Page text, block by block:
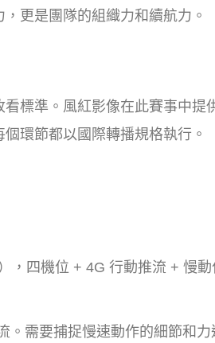
更是團隊的組織力和續航力。
標準。風紅影像在此賽事中提
環節都以國際轉播規格執行。
，四機位 + 4G 行動推流 + 慢動
。需要捕捉慢速動作的細節和力